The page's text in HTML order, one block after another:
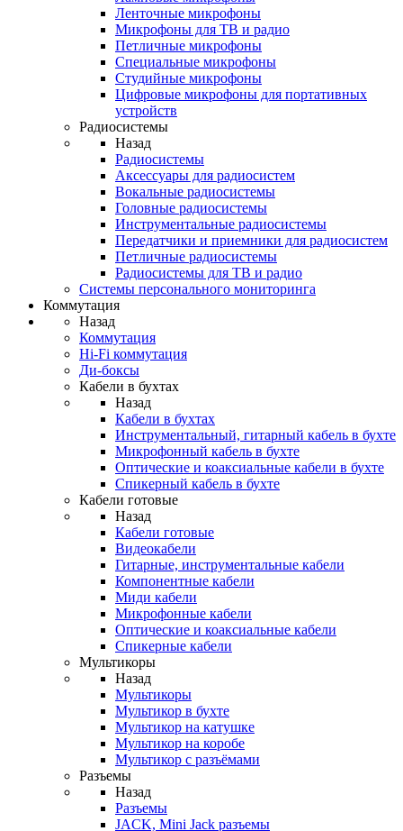
Ленточные микрофоны
Микрофоны для ТВ и радио
Петличные микрофоны
Специальные микрофоны
Студийные микрофоны
Цифровые микрофоны для портативных
устройств
Радиосистемы
Назад
Радиосистемы
Аксессуары для радиосистем
Вокальные радиосистемы
Головные радиосистемы
Инструментальные радиосистемы
Передатчики и приемники для радиосистем
Петличные радиосистемы
Радиосистемы для ТВ и радио
Системы персонального мониторинга
Коммутация
Назад
Коммутация
Hi-Fi коммутация
Ди-боксы
Кабели в бухтах
Назад
Кабели в бухтах
Инструментальный, гитарный кабель в бухте
Микрофонный кабель в бухте
Оптические и коаксиальные кабели в бухте
Спикерный кабель в бухте
Кабели готовые
Назад
Кабели готовые
Видеокабели
Гитарные, инструментальные кабели
Компонентные кабели
Миди кабели
Микрофонные кабели
Оптические и коаксиальные кабели
Спикерные кабели
Мультикоры
Назад
Мультикоры
Мультикор в бухте
Мультикор на катушке
Мультикор на коробе
Мультикор с разъёмами
Разъемы
Назад
Разъемы
JACK, Mini Jack разъемы